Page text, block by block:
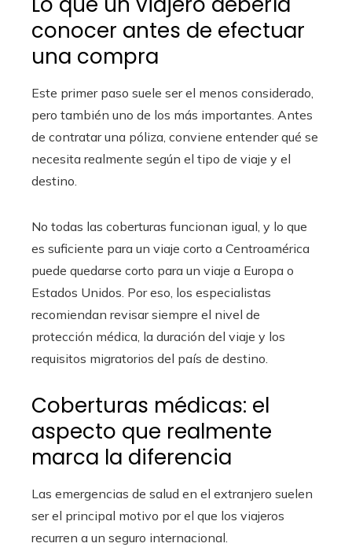
conocer antes de efectuar
una compra
Este primer paso suele ser el menos considerado,
pero también uno de los más importantes. Antes
de contratar una póliza, conviene entender qué se
necesita realmente según el tipo de viaje y el
destino.
No todas las coberturas funcionan igual, y lo que
es suficiente para un viaje corto a Centroamérica
puede quedarse corto para un viaje a Europa o
Estados Unidos. Por eso, los especialistas
recomiendan revisar siempre el nivel de
protección médica, la duración del viaje y los
requisitos migratorios del país de destino.
Coberturas médicas: el
aspecto que realmente
marca la diferencia
Las emergencias de salud en el extranjero suelen
ser el principal motivo por el que los viajeros
recurren a un seguro internacional.